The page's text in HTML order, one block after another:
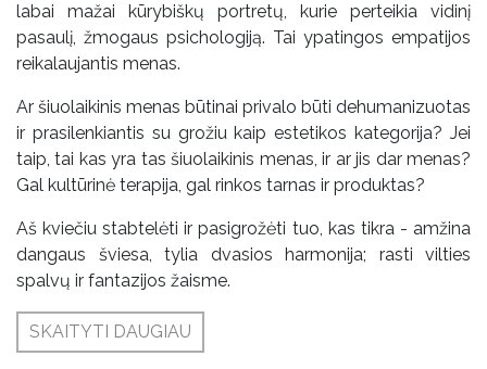
labai mažai kūrybiškų portretų, kurie perteikia vidinį
pasaulį, žmogaus psichologiją. Tai ypatingos empatijos
reikalaujantis menas.
Ar šiuolaikinis menas būtinai privalo būti dehumanizuotas
ir prasilenkiantis su grožiu kaip estetikos kategorija? Jei
taip, tai kas yra tas šiuolaikinis menas, ir ar jis dar menas?
Gal kultūrinė terapija, gal rinkos tarnas ir produktas?
Aš kviečiu stabtelėti ir pasigrožėti tuo, kas tikra - amžina
dangaus šviesa, tylia dvasios harmonija; rasti vilties
spalvų ir fantazijos žaisme.
SKAITYTI DAUGIAU